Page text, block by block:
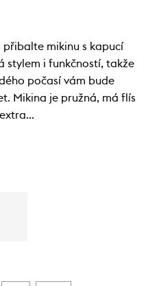
přibalte mikinu s kapucí
stylem i funkčností, takže
počasí vám bude
Mikina je pružná, má flís